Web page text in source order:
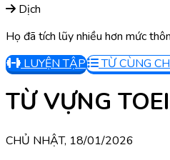
Dịch
Họ đã tích lũy nhiều hơn mức
LUYỆN TẬP
TỪ CÙNG
TỪ VỰNG
CHỦ NHẬT, 18/01/2026